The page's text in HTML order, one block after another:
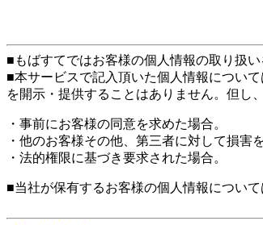
■もばすてではお客様の個人情報の取り扱
■本サービスで記入頂いた個人情報につい
を開示・提供することはありません。但し
・事前にお客様の同意を求めた場合。
・他のお客様その他、第三者に対して損害
・法的権限に基づき要求された場合。
■当社が保有するお客様の個人情報につい